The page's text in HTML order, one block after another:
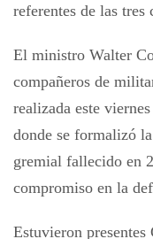
referentes de las tres
El ministro Walter
compañeros de
realizada este
donde se formalizó
gremial fallecido en
compromiso en la
Estuvieron